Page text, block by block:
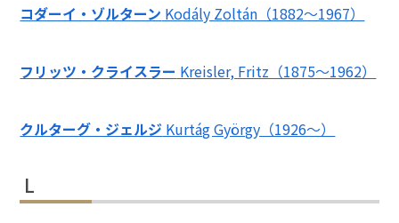
コダーイ・ゾルターン Kodály Zoltán（1882～1967）
フリッツ・クライスラー Kreisler, Fritz（1875～1962）
クルターグ・ジェルジ Kurtág György（1926～）
L